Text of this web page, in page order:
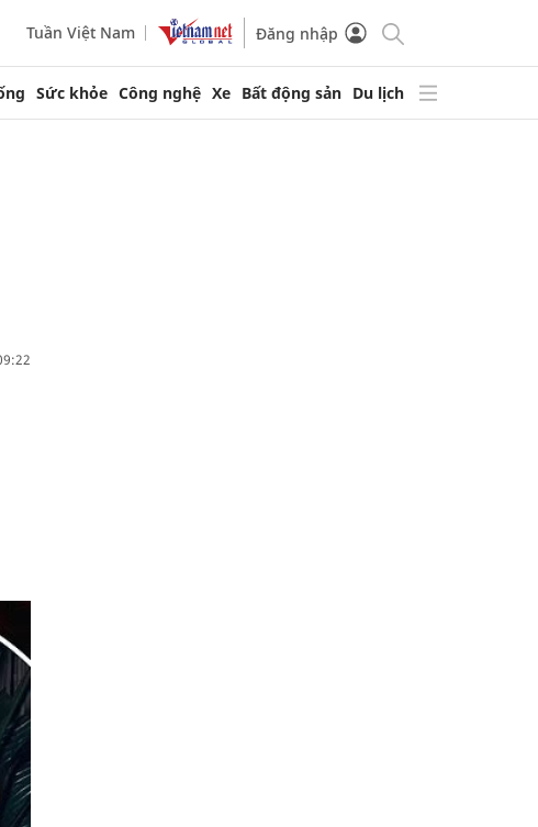
Tuần Việt Nam Đăng nhập
Sức khỏe Công nghệ Xe Bất động sản Du lịch